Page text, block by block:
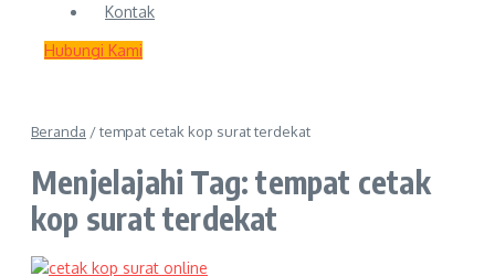
Kontak
Hubungi Kami
Beranda /tempat cetak kop surat terdekat
Menjelajahi Tag: tempat cetak
kop surat terdekat